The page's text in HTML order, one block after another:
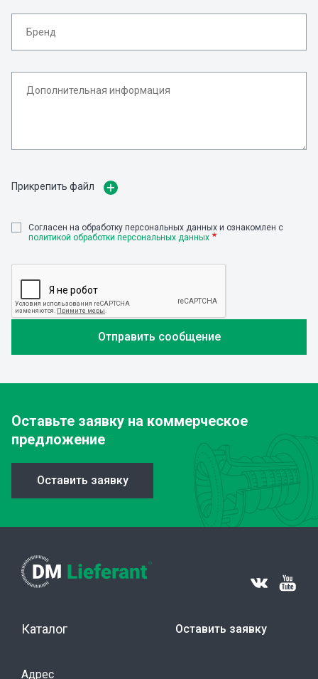
Прикрепить файл
Cогласен на обработку персональных данных и ознакомлен с
политикой обработки персональных данных
Оставьте заявку на коммерческое
предложение
Оставить заявку
Каталог Оставить заявку
Адрес